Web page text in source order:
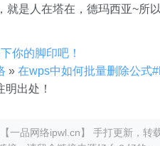
就是人在塔在，德玛西亚~所
你的脚印吧！
» 在wps中如何批量删除公式
出处！
一品网络ipwl.cn】 手打更新，转